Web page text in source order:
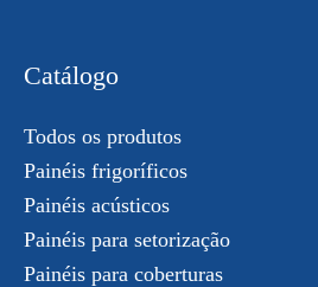
Catálogo
Todos os produtos
Painéis frigoríficos
Painéis acústicos
Painéis para setorização
Painéis para coberturas